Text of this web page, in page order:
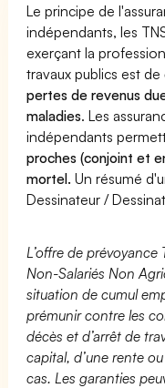
Le principe de
indépendants, les
exerçant la
travaux publics est de
pertes de revenus
maladies. Les
indépendants
proches (conjoint et
mortel. Un résumé
Dessinateur /
L’offre de prévoyance
Non-Salariés Non
situation de cumul
prémunir contre les
décès et d’arrêt de
capital, d’une rente
cas. Les garanties